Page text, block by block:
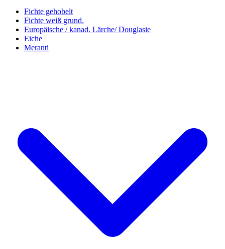
Fichte gehobelt
Fichte weiß grund.
Europäische / kanad. Lärche/ Douglasie
Eiche
Meranti